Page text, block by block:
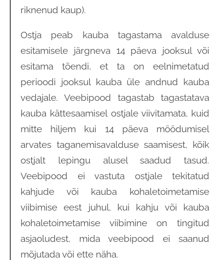
riknenud kaup).
Ostja peab kauba tagastama avalduse
esitamisele järgneva 14 päeva jooksul või
esitama tõendi, et ta on eelnimetatud
perioodi jooksul kauba üle andnud kauba
vedajale. Veebipood tagastab tagastatava
kauba kättesaamisel ostjale viivitamata, kuid
mitte hiljem kui 14 päeva möödumisel
arvates taganemisavalduse saamisest, kõik
ostjalt lepingu alusel saadud tasud.
Veebipood ei vastuta ostjale tekitatud
kahjude või kauba kohaletoimetamise
viibimise eest juhul, kui kahju või kauba
kohaletoimetamise viibimine on tingitud
asjaoludest, mida veebipood ei saanud
mõjutada või ette näha.